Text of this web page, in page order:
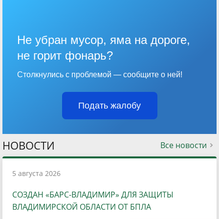
Не убран мусор, яма на дороге,
не горит фонарь?
Столкнулись с проблемой — сообщите о ней!
Подать жалобу
НОВОСТИ Все новости
5 августа 2026
СОЗДАН «БАРС-ВЛАДИМИР» ДЛЯ ЗАЩИТЫ
ВЛАДИМИРСКОЙ ОБЛАСТИ ОТ БПЛА